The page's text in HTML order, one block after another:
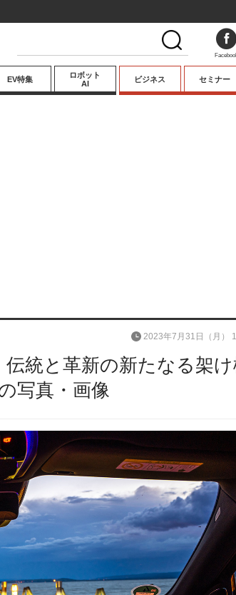
EV特集
ロボット
AI
ビジネス セミナー
伝統と革新の新たなる架
写真・画像
2023年7月31日（月）